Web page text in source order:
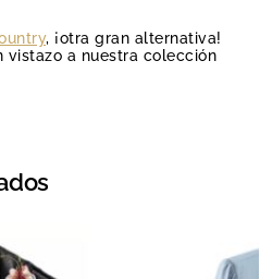
, ¡otra gran alternativa!
vistazo a nuestra colección